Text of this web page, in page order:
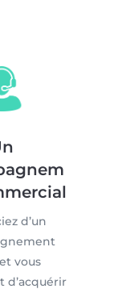
d’un
vous